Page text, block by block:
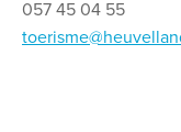
057 45 04 55